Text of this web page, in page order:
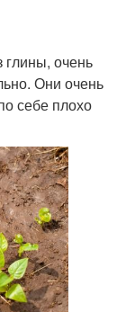
глины, очень
Они очень
себе плохо